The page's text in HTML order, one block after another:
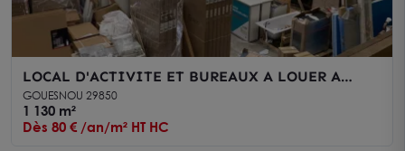
LOCAL D'ACTIVITE ET BUREAUX A LOUER A
BREST KERGARADEC
GOUESNOU 29850
1 130 m²
Dès 80 € /an/m² HT HC